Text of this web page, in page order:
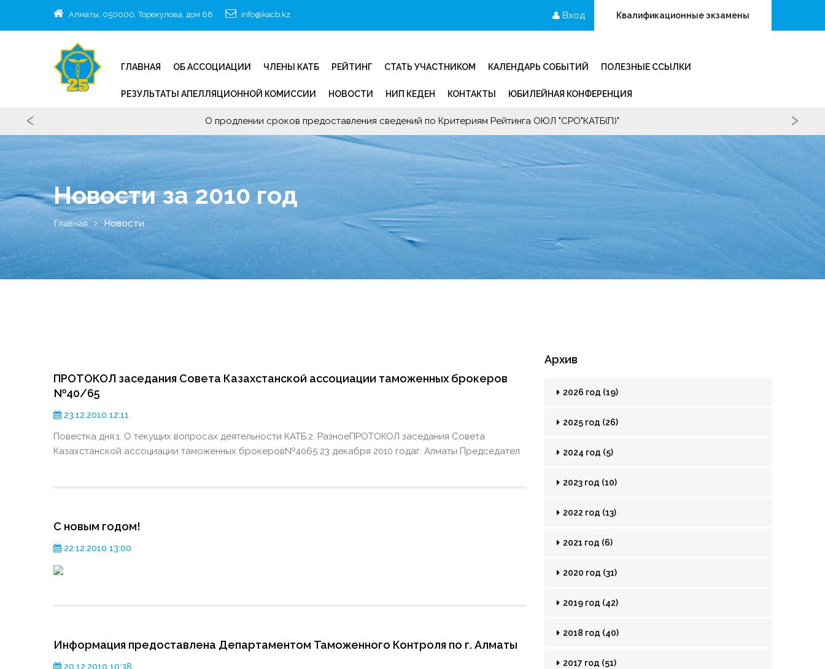
Алматы, 050000, Торекулова, дом 68 info@kacb.kz Вход Квалификационные экзамены
ГЛАВНАЯ ОБ АССОЦИАЦИИ ЧЛЕНЫ КАТБ РЕЙТИНГ СТАТЬ УЧАСТНИКОМ КАЛЕНДАРЬ СОБЫТИЙ ПОЛЕЗНЫЕ ССЫЛКИ
РЕЗУЛЬТАТЫ АПЕЛЛЯЦИОННОЙ КОМИССИИ НОВОСТИ НИП КЕДЕН КОНТАКТЫ ЮБИЛЕЙНАЯ КОНФЕРЕНЦИЯ
О продлении сроков предоставления сведений по Критериям Рейтинга ОЮЛ "СРО"КАТБ(П)"
‹ ›
Новости за 2010 год
Главная Новости
ПРОТОКОЛ заседания Совета Казахстанской ассоциации таможенных брокеров
№40/65
23.12.2010 12:11
Повестка дня:1. О текущих вопросах деятельности КАТБ.2. РазноеПРОТОКОЛ заседания Совета
Казахстанской ассоциации таможенных брокеров№4065 23 декабря 2010 годаг. Алматы Председател
С новым годом!
22.12.2010 13:00
Информация предоставлена Департаментом Таможенного Контроля по г. Алматы
20.12.2010 10:38
Архив
2026 год (19)
2025 год (26)
2024 год (5)
2023 год (10)
2022 год (13)
2021 год (6)
2020 год (31)
2019 год (42)
2018 год (40)
2017 год (51)